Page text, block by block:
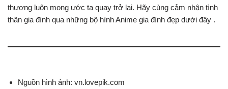
thương luôn mong ước ta quay trở lại. Hãy cùng cảm nhận tình
thân gia đình qua những bộ hình Anime gia đình đẹp dưới đây .
Nguồn hình ảnh: vn.lovepik.com